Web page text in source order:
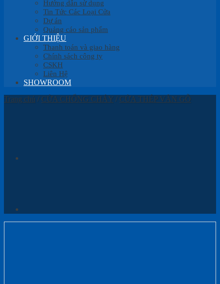
Hướng dẫn sử dụng
Tin Tức Các Loại Cửa
Dự án
Quảng cáo sản phẩm
GIỚI THIỆU
Thanh toán và giao hàng
Chính sách công ty
CSKH
Liên Hệ
SHOWROOM
Trang chủ / CỬA CHỐNG CHÁY / CỬA THÉP VÂN GỖ